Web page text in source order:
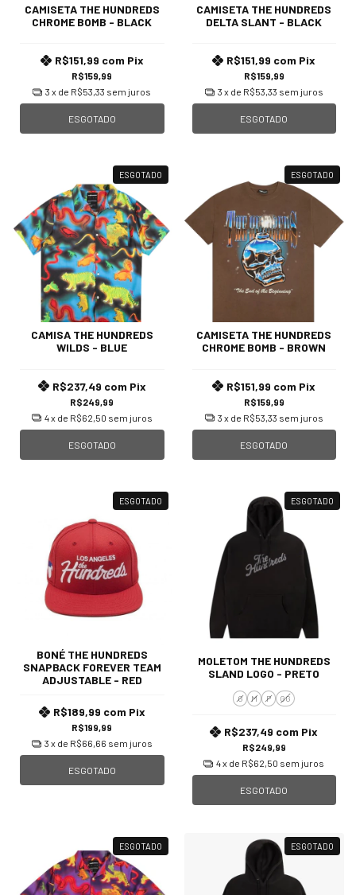
CAMISETA THE HUNDREDS
CHROME BOMB - BLACK
R$159,99
R$151,99 com Pix
3 x de R$53,33 sem juros
ESGOTADO
CAMISETA THE HUNDREDS
DELTA SLANT - BLACK
R$159,99
R$151,99 com Pix
3 x de R$53,33 sem juros
ESGOTADO
ESGOTADO
CAMISA THE HUNDREDS
WILDS - BLUE
R$249,99
R$237,49 com Pix
4x de R$62,50 sem juros
ESGOTADO
ESGOTADO
CAMISETA THE HUNDREDS
CHROME BOMB - BROWN
R$159,99
R$151,99 com Pix
3 x de R$53,33 sem juros
ESGOTADO
ESGOTADO
BONÉ THE HUNDREDS
SNAPBACK FOREVER TEAM
ADJUSTABLE - RED
R$199,99
R$189,99 com Pix
3 x de R$66,66 sem juros
ESGOTADO
ESGOTADO
MOLETOM THE HUNDREDS
SLAND LOGO - PRETO
G M P GG
R$249,99
R$237,49 com Pix
4x de R$62,50 sem juros
ESGOTADO
ESGOTADO ESGOTADO